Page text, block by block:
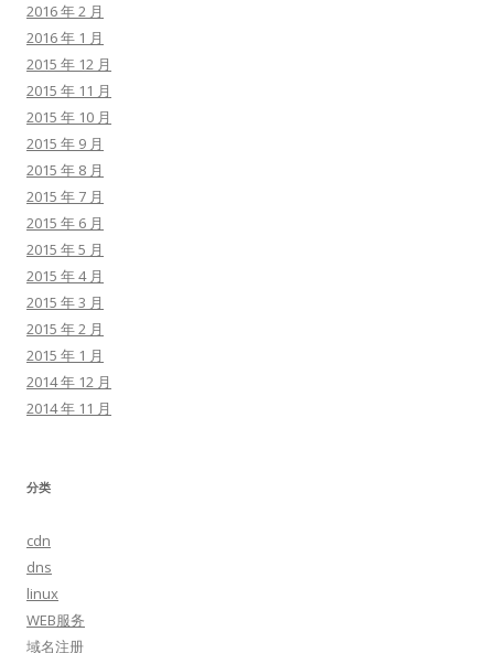
2016 年 2 月
2016 年 1 月
2015 年 12 月
2015 年 11 月
2015 年 10 月
2015 年 9 月
2015 年 8 月
2015 年 7 月
2015 年 6 月
2015 年 5 月
2015 年 4 月
2015 年 3 月
2015 年 2 月
2015 年 1 月
2014 年 12 月
2014 年 11 月
分类
cdn
dns
linux
WEB服务
域名注册